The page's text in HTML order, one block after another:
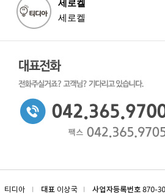
세로켈
세로켈